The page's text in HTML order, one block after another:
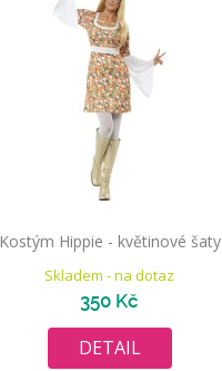
Kostým Hippie - květinové šaty
Skladem - na dotaz
350 Kč
DETAIL